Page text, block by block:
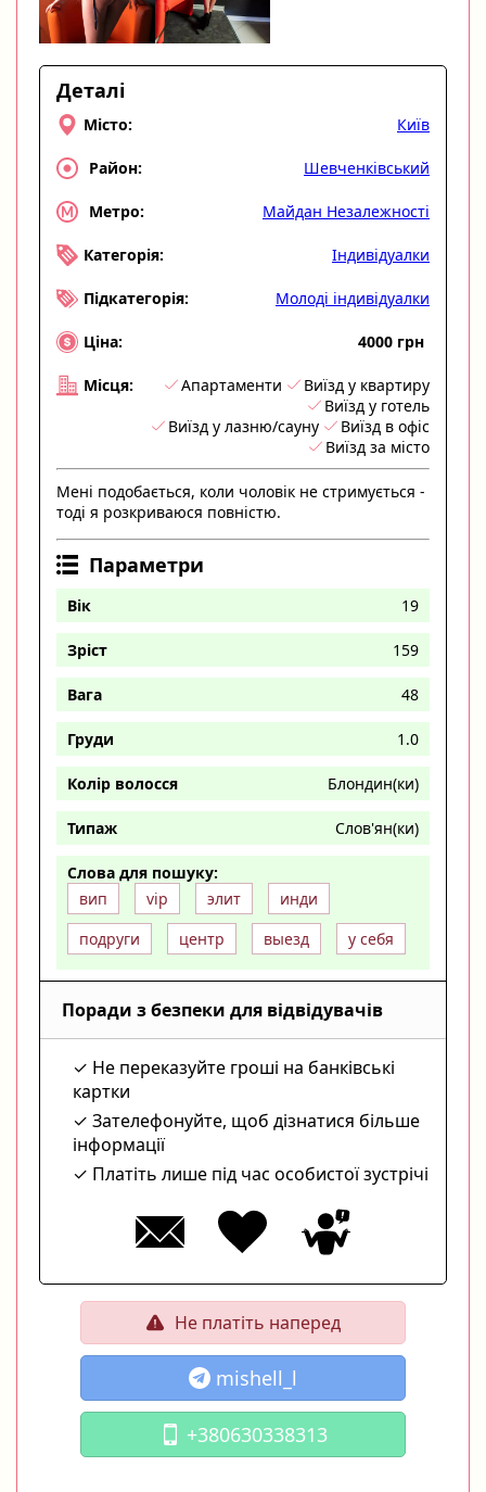
Деталі
Місто: Київ
Район: Шевченківський
Метро: Майдан Незалежності
Категорія: Індивідуалки
Підкатегорія: Молоді індивідуалки
Ціна: 4000 грн
Місця: Апартаменти
Виїзд у квартиру
Виїзд у готель
Виїзд у лазню/сауну
Виїзд в офіс
Виїзд за місто
Мені подобається, коли чоловік не стримується -
тоді я розкриваюся повністю.
Параметри
Вік 19
Зріст 159
Вага 48
Груди 1.0
Колір волосся Блондин(ки)
Типаж Слов'ян(ки)
Слова для пошуку:
вип
vip элит
инди
подруги
центр выезд у себя
Поради з безпеки для відвідувачів
Не переказуйте гроші на банківські
картки
Зателефонуйте, щоб дізнатися більше
інформації
Платіть лише під час особистої зустрічі
Не платіть наперед
mishell_l
+380630338313